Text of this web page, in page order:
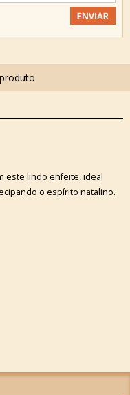
este lindo enfeite, ideal
o espírito natalino.